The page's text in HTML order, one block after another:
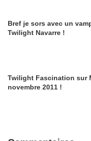
Bref je sors avec un
Twilight Navarre !
Twilight Fascination sur
novembre 2011 !